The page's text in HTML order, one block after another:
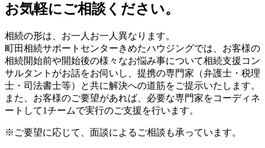
お気軽にご相談ください。
相続の形は、お一人お一人異なります。
町田相続サポートセンターきめたハウジングでは、お客様の
相続開始前や開始後の様々なお悩み事について相続支援コン
サルタントがお話をお伺いし、提携の専門家（弁護士・税理
士・司法書士等）と共に解決への道筋をご提示いたします。
また、お客様のご要望があれば、必要な専門家をコーディネ
ートして1チームで実行のご支援を行います。
※ご要望に応じて、面談によるご相談も承っています。